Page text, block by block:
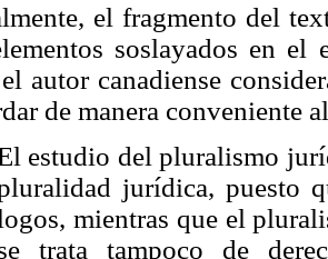
el fragmento del
soslayados en
autor canadiense
de manera conveniente
estudio del pluralismo
jurídica, puesto
mientras que el
trata tampoco de